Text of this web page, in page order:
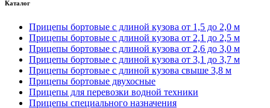
Каталог
Прицепы бортовые с длиной кузова от 1,5 до 2,0 м
Прицепы бортовые с длиной кузова от 2,1 до 2,5 м
Прицепы бортовые с длиной кузова от 2,6 до 3,0 м
Прицепы бортовые с длиной кузова от 3,1 до 3,7 м
Прицепы бортовые с длиной кузова свыше 3,8 м
Прицепы бортовые двухосные
Прицепы для перевозки водной техники
Прицепы специального назначения